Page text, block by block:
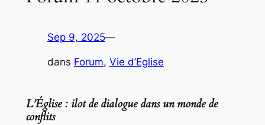
Sep 9, 2025—
dans Forum, Vie d’Eglise
L’Église : ilot de dialogue dans un monde de
conflits